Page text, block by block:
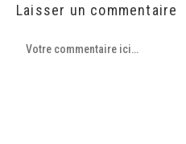
Laisser un commentaire